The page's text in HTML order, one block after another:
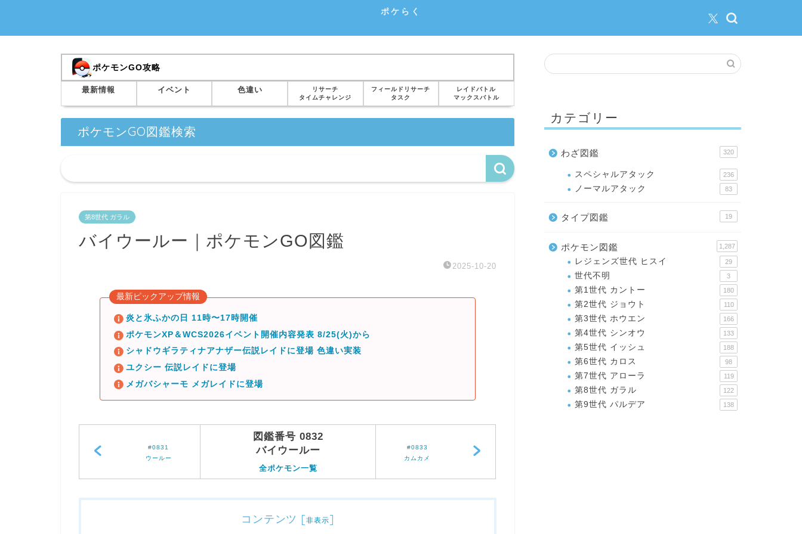
ポケらく
ポケモンGO攻略
最新情報 イベント 色違い
リサーチ
タイムチャレンジ
フィールドリサーチ
タスク
レイドバトル
マックスバトル
ポケモンGO図鑑検索
第8世代 ガラル
バイウールー｜ポケモンGO図鑑
2025-10-20
最新ピックアップ情報
炎と氷ふかの日 11時〜17時開催
ポケモンXP＆WCS2026イベント開催内容発表 8/25(火)から
シャドウギラティナアナザー伝説レイドに登場 色違い実装
ユクシー 伝説レイドに登場
メガバシャーモ メガレイドに登場
#0831
ウールー
図鑑番号 0832
バイウールー
全ポケモン一覧
#0833
カムカメ
コンテンツ [非表示]
カテゴリー
わざ図鑑 320
スペシャルアタック 236
ノーマルアタック 83
タイプ図鑑 19
ポケモン図鑑 1,287
レジェンズ世代 ヒスイ 29
世代不明 3
第1世代 カントー 180
第2世代 ジョウト 110
第3世代 ホウエン 166
第4世代 シンオウ 133
第5世代 イッシュ 188
第6世代 カロス 98
第7世代 アローラ 119
第8世代 ガラル 122
第9世代 パルデア 138